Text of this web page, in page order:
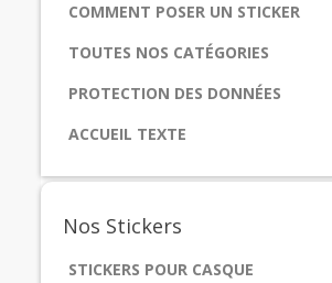
COMMENT POSER UN STICKER
TOUTES NOS CATÉGORIES
PROTECTION DES DONNÉES
ACCUEIL TEXTE
Nos Stickers
STICKERS POUR CASQUE